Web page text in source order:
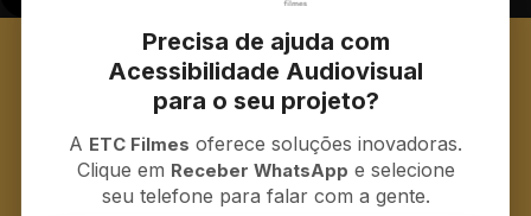
LIBRAS
Recurso em vídeo com interpretação de sinais que
auxilia surdos e ensurdecidos na compreensão dos
conteúdos audiovisuais.
Saber mais sobre
Precisa de ajuda com
Acessibilidade Audiovisual
para o seu projeto?
A ETC Filmes oferece soluções inovadoras.
Clique em Receber WhatsApp e selecione
seu telefone para falar com a gente.